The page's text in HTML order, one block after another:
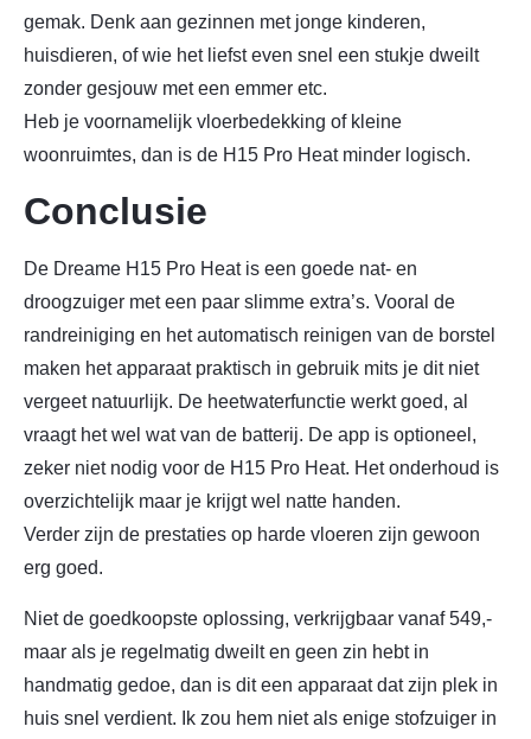
gemak. Denk aan gezinnen met jonge kinderen,
huisdieren, of wie het liefst even snel een stukje dweilt
zonder gesjouw met een emmer etc.
Heb je voornamelijk vloerbedekking of kleine
woonruimtes, dan is de H15 Pro Heat minder logisch.
Conclusie
De Dreame H15 Pro Heat is een goede nat- en
droogzuiger met een paar slimme extra’s. Vooral de
randreiniging en het automatisch reinigen van de borstel
maken het apparaat praktisch in gebruik mits je dit niet
vergeet natuurlijk. De heetwaterfunctie werkt goed, al
vraagt het wel wat van de batterij. De app is optioneel,
zeker niet nodig voor de H15 Pro Heat. Het onderhoud is
overzichtelijk maar je krijgt wel natte handen.
Verder zijn de prestaties op harde vloeren zijn gewoon
erg goed.
Niet de goedkoopste oplossing, verkrijgbaar vanaf 549,-
maar als je regelmatig dweilt en geen zin hebt in
handmatig gedoe, dan is dit een apparaat dat zijn plek in
huis snel verdient. Ik zou hem niet als enige stofzuiger in